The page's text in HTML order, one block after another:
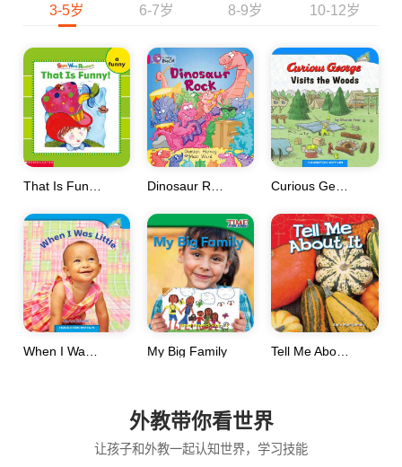
3-5岁
6-7岁 8-9岁 10-12岁
My Big Family
外教带你看世界
让孩子和外教一起认知世界，学习技能